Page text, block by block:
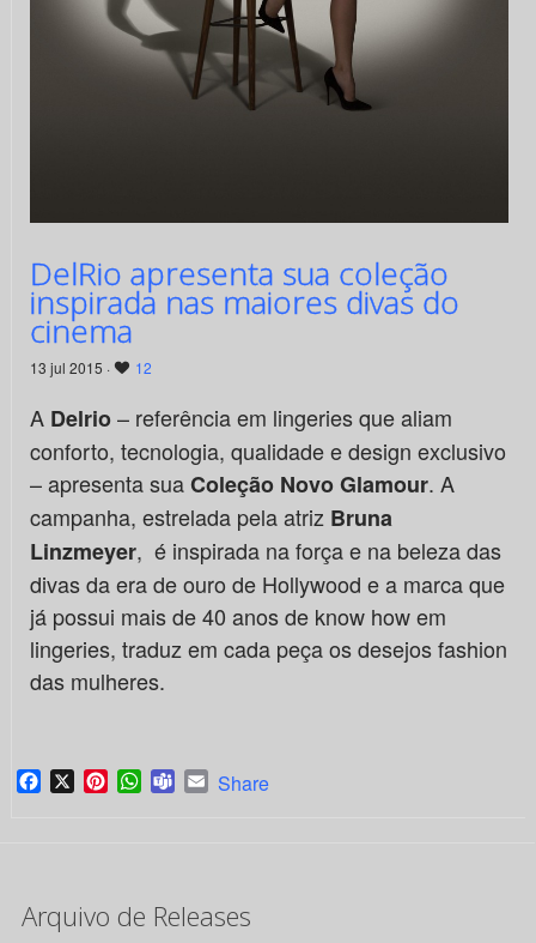
DelRio apresenta sua coleção
inspirada nas maiores divas do
cinema
13 jul 2015 · 12
A Delrio– referência em lingeries que aliam
conforto, tecnologia, qualidade e design exclusivo
– apresenta suaColeção NovoGlamour. A
campanha, estrelada pela atriz Bruna
Linzmeyer, é inspirada na força e na beleza das
divas da era de ouro de Hollywood e a marca que
já possui mais de 40 anos de know how em
lingeries, traduz em cada peça os desejos fashion
das mulheres.
Facebook
X PinterestWhatsApp
TeamsEmail
Share
Arquivo de Releases